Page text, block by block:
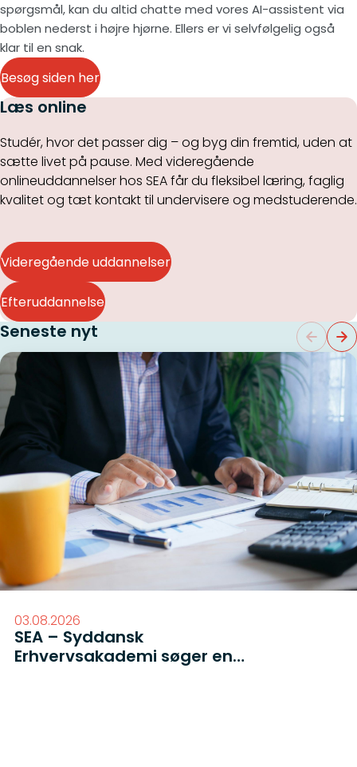
spørgsmål, kan du altid chatte med vores AI-assistent via
boblen nederst i højre hjørne. Ellers er vi selvfølgelig også
klar til en snak.
Besøg siden her
Læs online
Studér, hvor det passer dig – og byg din fremtid, uden at
sætte livet på pause. Med videregående
onlineuddannelser hos SEA får du fleksibel læring, faglig
kvalitet og tæt kontakt til undervisere og medstuderende.
Videregående uddannelser
Efteruddannelse
Seneste nyt
03.08.2026
SEA – Syddansk
Erhvervsakademi søger en